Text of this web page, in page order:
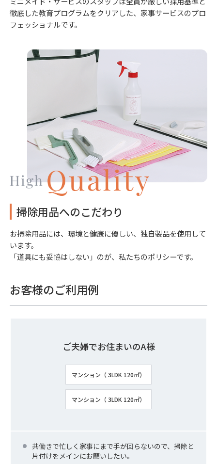
徹底した教育プログラムをクリアした、家事サービスのプロ
フェッショナルです。
掃除用品へのこだわり
お掃除用品には、環境と健康に優しい、独自製品を使用して
います。
「道具にも妥協はしない」のが、私たちのポリシーです。
お客様のご利用例
ご夫婦でお住まいのA様
マンション（ 3LDK 120㎡）
マンション（ 3LDK 120㎡）
共働きで忙しく家事にまで手が回らないので、掃除と
片付けをメインにお願いしたい。